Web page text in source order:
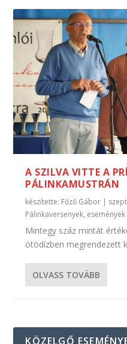
A SZILVA VITTE A
PÁLINKAMUSTRÁN
készítette: Főző Gábor |
Pálinkaversenyek, események
Mintegy száz mintát
ötödízben megrendezett
OLVASS TOVÁBB
KÖZELGŐ